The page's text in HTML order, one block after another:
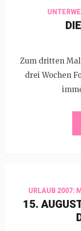
Zum dritten
drei Wochen
URLAUB 2007:
15.